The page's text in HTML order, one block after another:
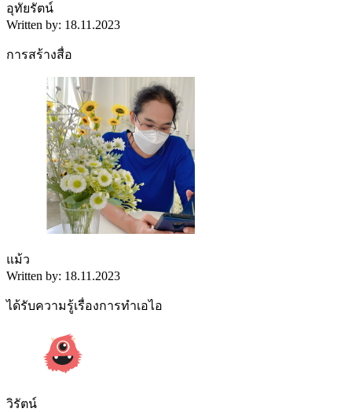
อุทัยรัตน์
Written by: 18.11.2023
การสร้างสื่อ
แม้ว
Written by: 18.11.2023
ได้รับความรู้เรื่องการทำเอไอ
วิรัตน์